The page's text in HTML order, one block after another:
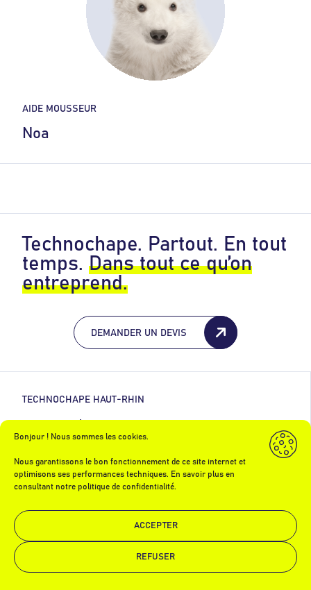
Bonjour ! Nous sommes les cookies.
Nous garantissons le bon fonctionnement de ce site internet et
optimisons ses performances techniques. En savoir plus en
consultant notre politique de confidentialité.
ACCEPTER
REFUSER
AIDE MOUSSEUR
Noa
Technochape. Partout. En tout
temps. Dans tout ce qu’on
entreprend.
DEMANDER UN DEVIS
TECHNOCHAPE HAUT-RHIN
68260 Kingersheim
03 89 52 60 60
TECHNOCHAPE BAS-RHIN
2 rue de la Minoterie
03 88 31 39 90